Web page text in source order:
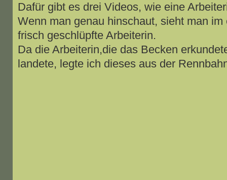
Dafür gibt es drei Videos, wie eine
Wenn man genau hinschaut, sieht man
frisch geschlüpfte Arbeiterin.
Da die Arbeiterin,die das Becken
landete, legte ich dieses aus der